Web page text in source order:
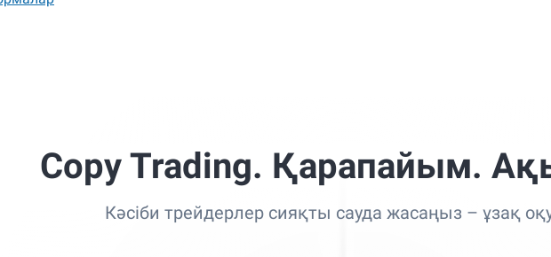
Copy Trading. Қарапайым.
Кәсіби трейдерлер сияқты сауда жасаңыз – ұзақ